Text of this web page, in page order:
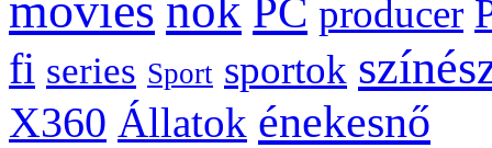
PC producer
fi series Sport sportok
X360 Állatok énekesnő